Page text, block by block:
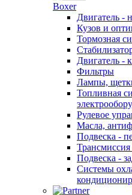
Boxer
Двигатель -
Кузов и
Тормозная
Двигатель -
Фильтры
Лампы,
Топливная
Рулевое
Масла,
Подвеска -
Подвеска -
Системы